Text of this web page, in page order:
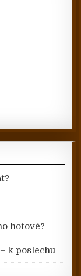
hotové?
k poslechu